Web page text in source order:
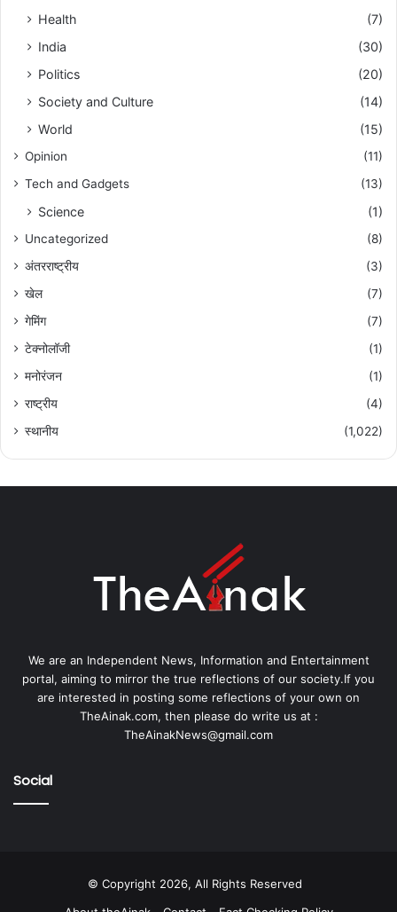
Health
(7)
India
(30)
Politics
(20)
Society and Culture
(14)
World
(15)
Opinion
(11)
Tech and Gadgets
(13)
Science (1)
Uncategorized
(8)
अंतरराष्ट्रीय
(3)
खेल
(7)
गेमिंग
(7)
टेक्नोलॉजी
(1)
मनोरंजन
(1)
राष्ट्रीय
(4)
स्थानीय
(1,022)
We are an Independent News, Information and Entertainment
portal, aiming to mirror the true reflections of our society.If you
are interested in posting some reflections of your own on
TheAinak.com, then please do write us at :
TheAinakNews@gmail.com
Social
© Copyright 2026, All Rights Reserved